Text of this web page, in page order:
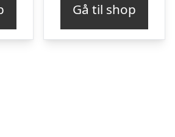
Gå til shop